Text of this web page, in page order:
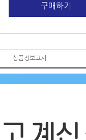
구매하기
상품정보고시